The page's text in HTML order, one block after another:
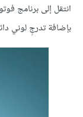
انتقل إلى برنامج
بإضافة تدرجٍ لوني